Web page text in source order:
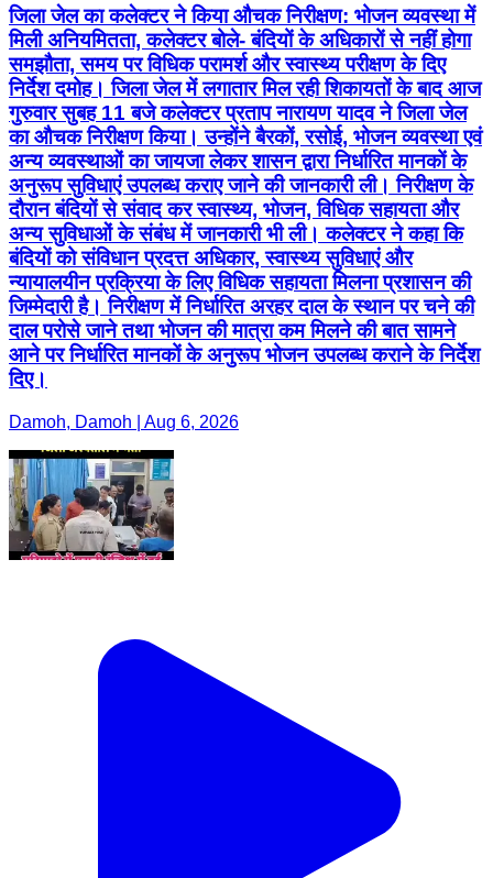
जिला जेल का कलेक्टर ने किया औचक निरीक्षण: भोजन व्यवस्था में
मिली अनियमितता, कलेक्टर बोले- बंदियों के अधिकारों से नहीं होगा
समझौता, समय पर विधिक परामर्श और स्वास्थ्य परीक्षण के दिए
निर्देश दमोह। जिला जेल में लगातार मिल रही शिकायतों के बाद आज
गुरुवार सुबह 11 बजे कलेक्टर प्रताप नारायण यादव ने जिला जेल
का औचक निरीक्षण किया। उन्होंने बैरकों, रसोई, भोजन व्यवस्था एवं
अन्य व्यवस्थाओं का जायजा लेकर शासन द्वारा निर्धारित मानकों के
अनुरूप सुविधाएं उपलब्ध कराए जाने की जानकारी ली। निरीक्षण के
दौरान बंदियों से संवाद कर स्वास्थ्य, भोजन, विधिक सहायता और
अन्य सुविधाओं के संबंध में जानकारी भी ली। कलेक्टर ने कहा कि
बंदियों को संविधान प्रदत्त अधिकार, स्वास्थ्य सुविधाएं और
न्यायालयीन प्रक्रिया के लिए विधिक सहायता मिलना प्रशासन की
जिम्मेदारी है। निरीक्षण में निर्धारित अरहर दाल के स्थान पर चने की
दाल परोसे जाने तथा भोजन की मात्रा कम मिलने की बात सामने
आने पर निर्धारित मानकों के अनुरूप भोजन उपलब्ध कराने के निर्देश
दिए।
Damoh, Damoh | Aug 6, 2026